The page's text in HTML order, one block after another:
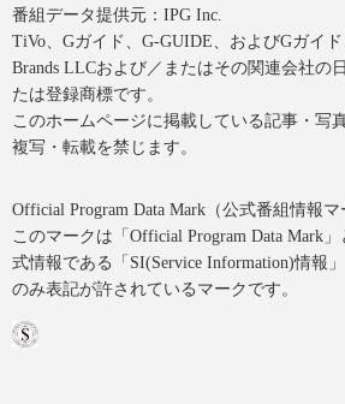
番組データ提供元：IPG Inc.
TiVo、Gガイド、G-GUIDE、およびGガイ
Brands LLCおよび／またはその関連会社の
たは登録商標です。
このホームページに掲載している記事・写
複写・転載を禁じます。
Official Program Data Mark（公式番組情報マ
このマークは「Official Program Data Mark
式情報である「SI(Service Information)情報
のみ表記が許されているマークです。